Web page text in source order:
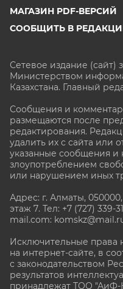
МАГАЗИН PDF-ВЕРСИЙ
СООБЩИТЬ В
Сетевое издание (сайт)
Министерством
Казахстана. Главный
Сообщения и
размещаются после
редактирования.
удалить их с сайта или
указанные сообщения и
злоупотреблением
или нарушением иных
Адрес: г. Алматы,
этаж 7. Тел: +7 (727) 339-
mail.com:
Исключительные права
на интернет-сайте, в
с законодательством
результатов
принадлежат ТОО "АиФ-